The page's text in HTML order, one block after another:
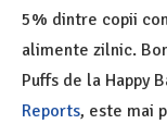
5% dintre copii
alimente zilnic.
Puffs de la Happy
Reports, este mai